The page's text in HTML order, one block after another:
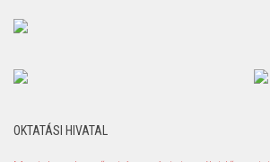
OKTATÁSI HIVATAL